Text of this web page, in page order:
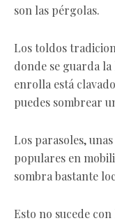
son las pérgolas.
Los toldos
donde se guarda
enrolla está
puedes sombrear
Los parasoles,
populares en
sombra bastante
Esto no sucede